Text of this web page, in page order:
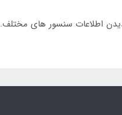
دیدن اطلاعات سنسور های مختلف.